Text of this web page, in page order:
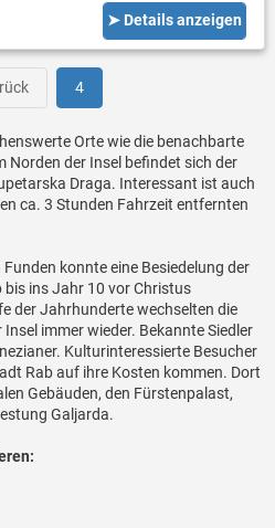
➤ Details anzeigen
4
Orte wie die benachbarte
Norden der Insel befindet sich der
Draga. Interessant ist auch
ca. 3 Stunden Fahrzeit entfernten
konnte eine Besiedelung der
ins Jahr 10 vor Christus
der Jahrhunderte wechselten die
immer wieder. Bekannte Siedler
Kulturinteressierte Besucher
Rab auf ihre Kosten kommen. Dort
Gebäuden, den Fürstenpalast,
Galjarda.